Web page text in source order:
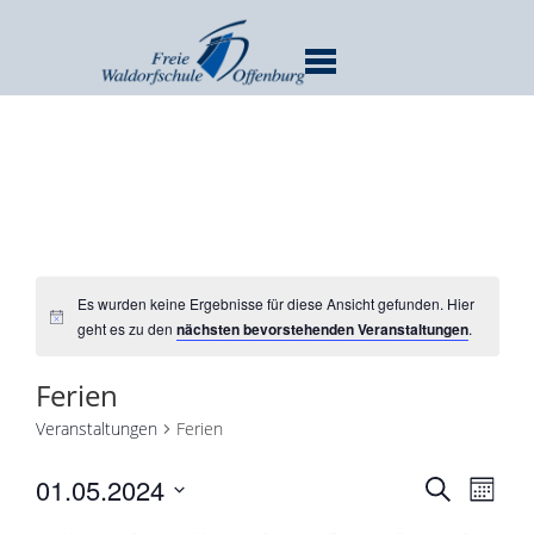
Es wurden keine Ergebnisse für diese Ansicht gefunden. Hier
geht es zu den nächsten bevorstehenden Veranstaltungen.
Ferien
Veranstaltungen Ferien
SUCHEMONAT
01.05.2024